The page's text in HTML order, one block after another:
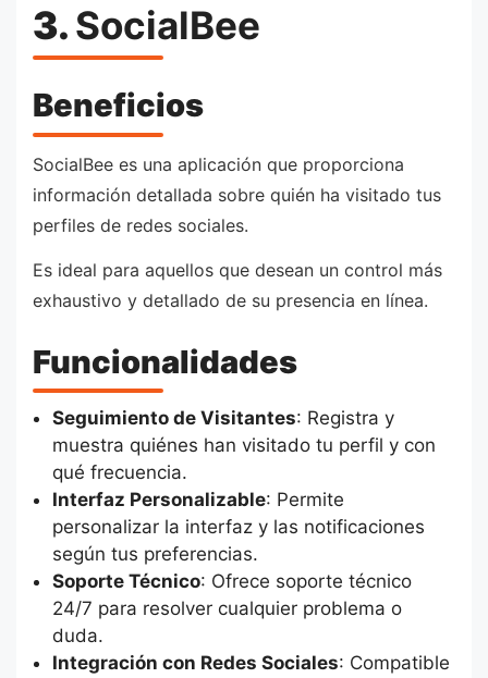
3.SocialBee
Beneficios
SocialBee es una aplicación que proporciona
información detallada sobre quién ha visitado tus
perfiles de redes sociales.
Es ideal para aquellos que desean un control más
exhaustivo y detallado de su presencia en línea.
Funcionalidades
Seguimiento de Visitantes: Registra y
muestra quiénes han visitado tu perfil y con
qué frecuencia.
Interfaz Personalizable: Permite
personalizar la interfaz y las notificaciones
según tus preferencias.
Soporte Técnico: Ofrece soporte técnico
24/7 para resolver cualquier problema o
duda.
Integración con Redes Sociales: Compatible